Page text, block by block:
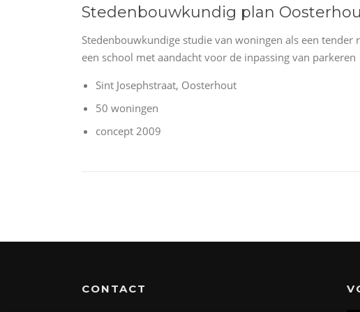
Stedenbouwkundig plan
Stedenbouwkundige studie van woningen als een tender
een school met aandacht voor de inpassing van parkeren
Sint Josephstraat, Oosterhout
50 woningen
concept 2009
CONTACT